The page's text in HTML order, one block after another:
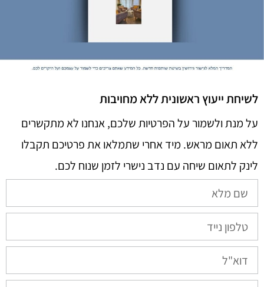
לשיחת ייעוץ ראשונית ללא מחויבות
על מנת ולשמור על הפרטיות שלכם, אנחנו לא מתקשרים
ללא תאום מראש. מיד אחרי שתמלאו את פרטיכם תקבלו
לינק לתאום שיחה עם נדב נישרי לזמן שנוח לכם.​